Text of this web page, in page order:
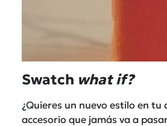
Swatch what if?
¿Quieres un nuevo estilo en tu
accesorio que jamás va a